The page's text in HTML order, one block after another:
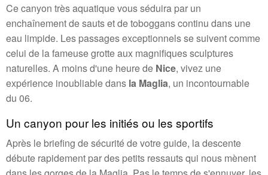
Ce canyon très aquatique vous séduira par un
enchaînement de sauts et de toboggans continu dans une
eau limpide. Les passages exceptionnels se suivent comme
celui de la fameuse grotte aux magnifiques sculptures
naturelles. A moins d'une heure de Nice, vivez une
expérience inoubliable dans la Maglia, un incontournable
du 06.
Un canyon pour les initiés ou les sportifs
Après le briefing de sécurité de votre guide, la descente
débute rapidement par des petits ressauts qui nous mènent